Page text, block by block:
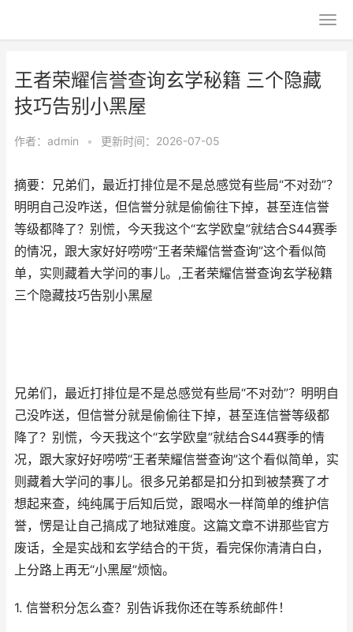
王者荣耀信誉查询玄学秘籍 三个隐藏
技巧告别小黑屋
作者： admin • 更新时间：2026-07-05
摘要：兄弟们，最近打排位是不是总感觉有些局“不对劲”？
明明自己没咋送，但信誉分就是偷偷往下掉，甚至连信誉
等级都降了？别慌，今天我这个“玄学欧皇”就结合S44赛季
的情况，跟大家好好唠唠“王者荣耀信誉查询”这个看似简
单，实则藏着大学问的事儿。,王者荣耀信誉查询玄学秘籍
三个隐藏技巧告别小黑屋
兄弟们，最近打排位是不是总感觉有些局“不对劲”？明明自
己没咋送，但信誉分就是偷偷往下掉，甚至连信誉等级都
降了？别慌，今天我这个“玄学欧皇”就结合S44赛季的情
况，跟大家好好唠唠“王者荣耀信誉查询”这个看似简单，实
则藏着大学问的事儿。很多兄弟都是扣分扣到被禁赛了才
想起来查，纯纯属于后知后觉，跟喝水一样简单的维护信
誉，愣是让自己搞成了地狱难度。这篇文章不讲那些官方
废话，全是实战和玄学结合的干货，看完保你清清白白，
上分路上再无“小黑屋”烦恼。
1. 信誉积分怎么查？别告诉我你还在等系统邮件！